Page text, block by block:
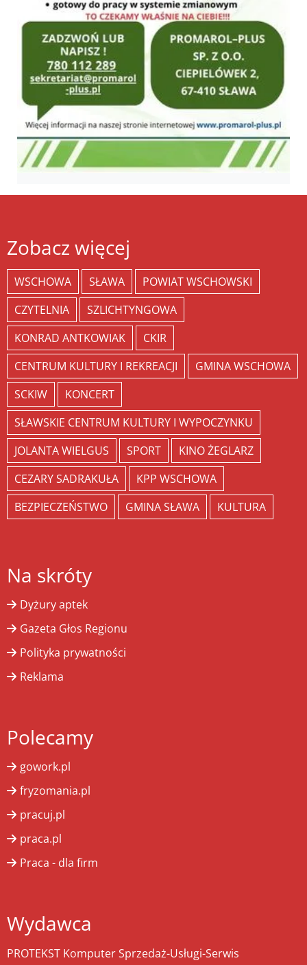
Zobacz więcej
WSCHOWA SŁAWA
POWIAT WSCHOWSKI
CZYTELNIA
SZLICHTYNGOWA
KONRAD ANTKOWIAK
CKIR
CENTRUM KULTURY I REKREACJI
GMINA WSCHOWA
SCKIW
KONCERT
SŁAWSKIE CENTRUM KULTURY I WYPOCZYNKU
JOLANTA WIELGUS
SPORT
KINO ŻEGLARZ
CEZARY SADRAKUŁA
KPP WSCHOWA
BEZPIECZEŃSTWO
GMINA SŁAWA KULTURA
Na skróty
Dyżury aptek
Gazeta Głos Regionu
Polityka prywatności
Reklama
Polecamy
gowork.pl
fryzomania.pl
pracuj.pl
praca.pl
Praca - dla firm
Wydawca
PROTEKST Komputer Sprzedaż-Usługi-Serwis